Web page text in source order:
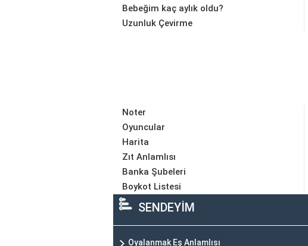
Bebeğim kaç aylık oldu?
Uzunluk Çevirme
Noter
Oyuncular
Harita
Zıt Anlamlısı
Banka Şubeleri
Boykot Listesi
SENDEYİM
Oyalanmak Eş Anlamlısı